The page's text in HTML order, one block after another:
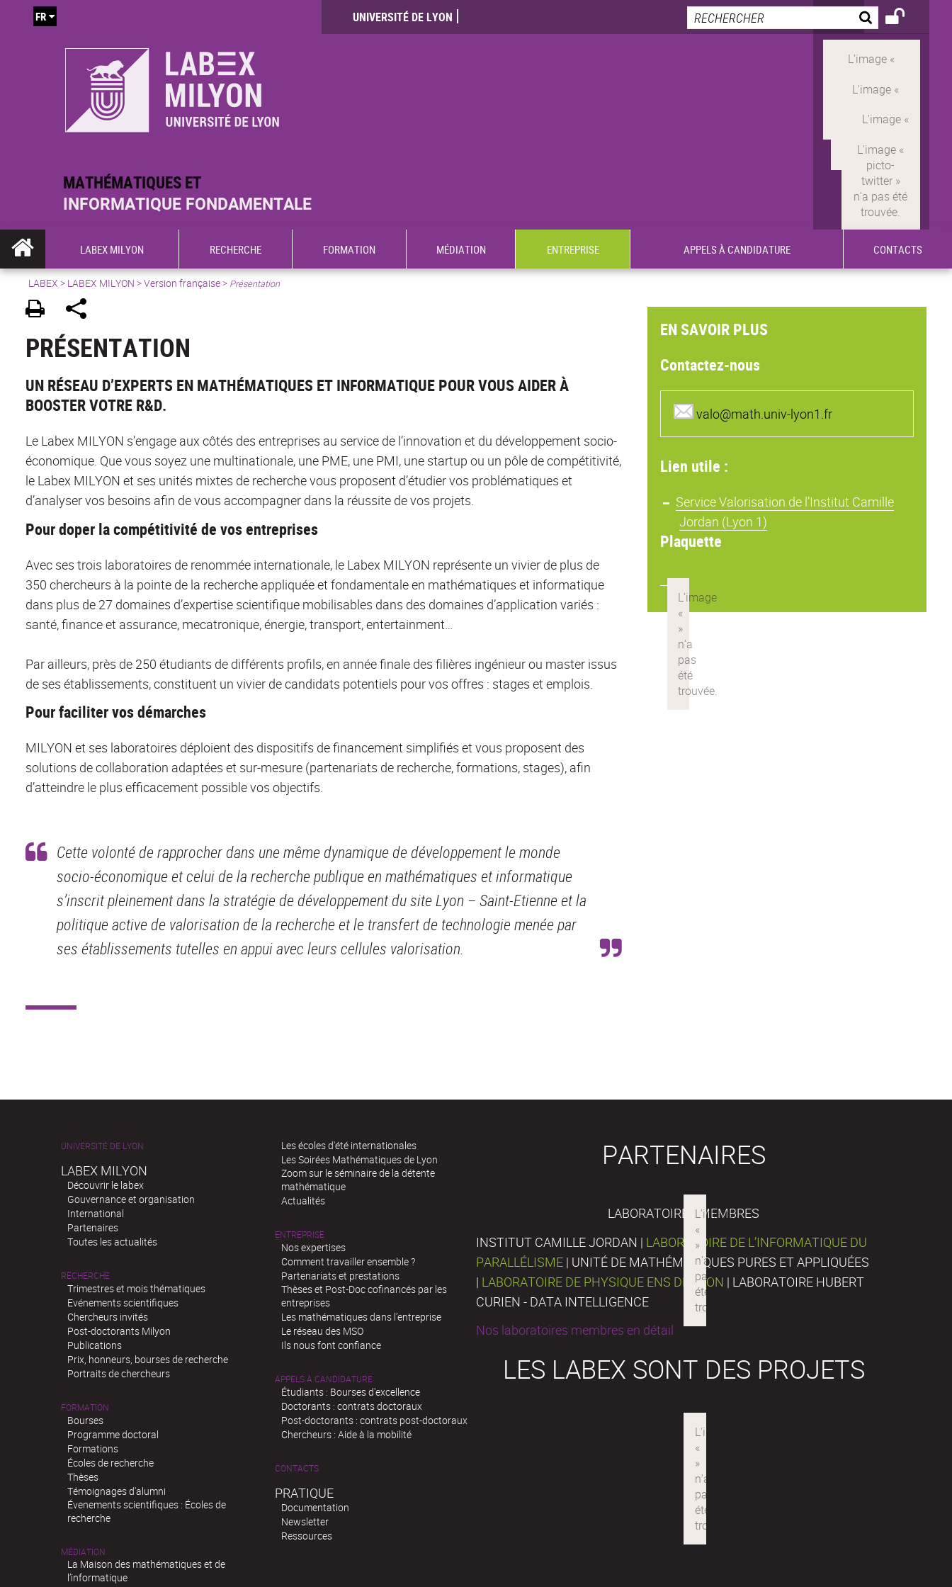
MATHÉMATIQUES ET
INFORMATIQUE FONDAMENTALE
UNIVERSITÉ DE LYON
FR
LABEX MILYON RECHERCHE FORMATION MÉDIATION ENTREPRISE APPELS À CANDIDATURE CONTACTS
LABEX > LABEX MILYON >Version française> Présentation
PRÉSENTATION
UN RÉSEAU D’EXPERTS EN MATHÉMATIQUES ET INFORMATIQUE POUR VOUS AIDER À
BOOSTER VOTRE R&D.
Le Labex MILYON s’engage aux côtés des entreprises au service de l’innovation et du développement socio-
économique. Que vous soyez une multinationale, une PME, une PMI, une startup ou un pôle de compétitivité,
le Labex MILYON et ses unités mixtes de recherche vous proposent d’étudier vos problématiques et
d’analyser vos besoins afin de vous accompagner dans la réussite de vos projets.
Pour doper la compétitivité de vos entreprises
Avec ses trois laboratoires de renommée internationale, le Labex MILYON représente un vivier de plus de
350 chercheurs à la pointe de la recherche appliquée et fondamentale en mathématiques et informatique
dans plus de 27 domaines d’expertise scientifique mobilisables dans des domaines d’application variés :
santé, finance et assurance, mecatronique, énergie, transport, entertainment…
Par ailleurs, près de 250 étudiants de différents profils, en année finale des filières ingénieur ou master issus
de ses établissements, constituent un vivier de candidats potentiels pour vos offres : stages et emplois.
Pour faciliter vos démarches
MILYON et ses laboratoires déploient des dispositifs de financement simplifiés et vous proposent des
solutions de collaboration adaptées et sur-mesure (partenariats de recherche, formations, stages), afin
d’atteindre le plus efficacement possible vos objectifs.
Cette volonté de rapprocher dans une même dynamique de développement le monde
socio-économique et celui de la recherche publique en mathématiques et informatique
s’inscrit pleinement dans la stratégie de développement du site Lyon – Saint-Etienne et la
politique active de valorisation de la recherche et le transfert de technologie menée par
ses établissements tutelles en appui avec leurs cellules valorisation.
EN SAVOIR PLUS
Contactez-nous
valo@math.univ-lyon1.fr
Lien utile :
Service Valorisation de l’Institut Camille
Jordan (Lyon 1)
Plaquette
UNIVERSITÉ DE LYON
LABEX MILYON
Découvrir le labex
Gouvernance et organisation
International
Partenaires
Toutes les actualités
RECHERCHE
Trimestres et mois thématiques
Evénements scientifiques
Chercheurs invités
Post-doctorants Milyon
Publications
Prix, honneurs, bourses de recherche
Portraits de chercheurs
FORMATION
Bourses
Programme doctoral
Formations
Écoles de recherche
Thèses
Témoignages d'alumni
Évenements scientifiques : Écoles de
recherche
MÉDIATION
La Maison des mathématiques et de
l’informatique
Les écoles d'été internationales
Les Soirées Mathématiques de Lyon
Zoom sur le séminaire de la détente
mathématique
Actualités
ENTREPRISE
Nos expertises
Comment travailler ensemble ?
Partenariats et prestations
Thèses et Post-Doc cofinancés par les
entreprises
Les mathématiques dans l’entreprise
Le réseau des MSO
Ils nous font confiance
APPELS À CANDIDATURE
Étudiants : Bourses d'excellence
Doctorants : contrats doctoraux
Post-doctorants : contrats post-doctoraux
Chercheurs : Aide à la mobilité
CONTACTS
PRATIQUE
Documentation
Newsletter
Ressources
PARTENAIRES
LABORATOIRES MEMBRES
INSTITUT CAMILLE JORDAN | LABORATOIRE DE L’INFORMATIQUE DU
PARALLÉLISME | UNITÉ DE MATHÉMATIQUES PURES ET APPLIQUÉES
| LABORATOIRE DE PHYSIQUE ENS DE LYON | LABORATOIRE HUBERT
CURIEN - DATA INTELLIGENCE
Nos laboratoires membres en détail
LES LABEX SONT DES PROJETS